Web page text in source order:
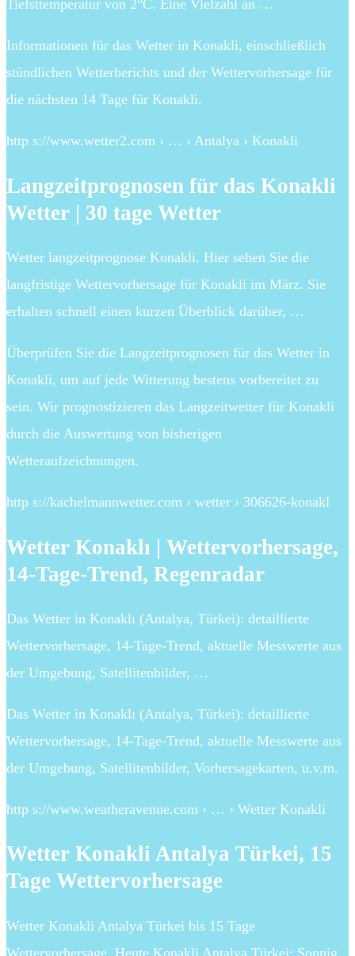
Tiefsttemperatur von 2°C. Eine Vielzahl an …
Informationen für das Wetter in Konakli, einschließlich
stündlichen Wetterberichts und der Wettervorhersage für
die nächsten 14 Tage für Konakli.
http s://www.wetter2.com › … › Antalya › Konakli
Langzeitprognosen für das Konakli
Wetter | 30 tage Wetter
Wetter langzeitprognose Konakli. Hier sehen Sie die
langfristige Wettervorhersage für Konakli im März. Sie
erhalten schnell einen kurzen Überblick darüber, …
Überprüfen Sie die Langzeitprognosen für das Wetter in
Konakli, um auf jede Witterung bestens vorbereitet zu
sein. Wir prognostizieren das Langzeitwetter für Konakli
durch die Auswertung von bisherigen
Wetteraufzeichnungen.
http s://kachelmannwetter.com › wetter › 306626-konakl
Wetter Konaklı | Wettervorhersage,
14-Tage-Trend, Regenradar
Das Wetter in Konaklı (Antalya, Türkei): detaillierte
Wettervorhersage, 14-Tage-Trend, aktuelle Messwerte aus
der Umgebung, Satellitenbilder, …
Das Wetter in Konaklı (Antalya, Türkei): detaillierte
Wettervorhersage, 14-Tage-Trend, aktuelle Messwerte aus
der Umgebung, Satellitenbilder, Vorhersagekarten, u.v.m.
http s://www.weatheravenue.com › … › Wetter Konakli
Wetter Konakli Antalya Türkei, 15
Tage Wettervorhersage
Wetter Konakli Antalya Türkei bis 15 Tage
Wettervorhersage. Heute Konakli Antalya Türkei: Sonnig